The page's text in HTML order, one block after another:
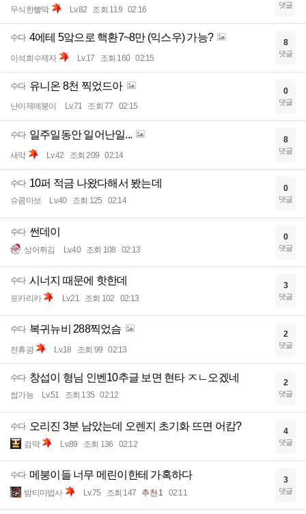
무식한빨딱 Lv.82 조회 119 02:16 댓글
수다 4에테 5앜으로 핵환7~8만 (익스우) 가능?
이석희수제자 Lv.17 조회 160 02:15
8
댓글
수다 유니온 8천 찍었드아
난이제메붕이 Lv.71 조회 77 02:15
0
댓글
수다 일주일동안 일어난일...
새악 Lv.42 조회 209 02:14
8
댓글
수다 10퍼 적금 나왔다해서 봤는데
슈콤마보 Lv.40 조회 125 02:14
0
댓글
수다 썬데이
상어튀김 Lv.40 조회 108 02:13
0
댓글
수다 시너지 때문에 핫한데
포카리카 Lv.21 조회 102 02:13
3
댓글
수다 복귀뉴비 288찍었슴
전휴광 Lv.18 조회 99 02:13
2
댓글
수다 창섭이 형님 인벤10추글 보면 현타 ㅈㄴ오겠네
쌉가능 Lv.51 조회 135 02:12
2
댓글
수다 오리진 3분 남았는데 오렌지 초기화 뜨면 어캄?
검딱 Lv.89 조회 136 02:12
4
댓글
수다 메붕이들 너무 메린이한테 가혹하다
밤티마법사 Lv.75 조회 147 추천 1 02:11
3
댓글